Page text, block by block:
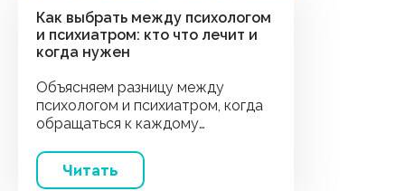
Как выбрать между психологом
и психиатром: кто что лечит и
когда нужен
Объясняем разницу между
психологом и психиатром, когда
обращаться к каждому
лечение.
Читать